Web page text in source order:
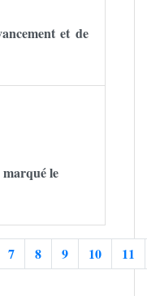
et de
le
7 8 9 10 11